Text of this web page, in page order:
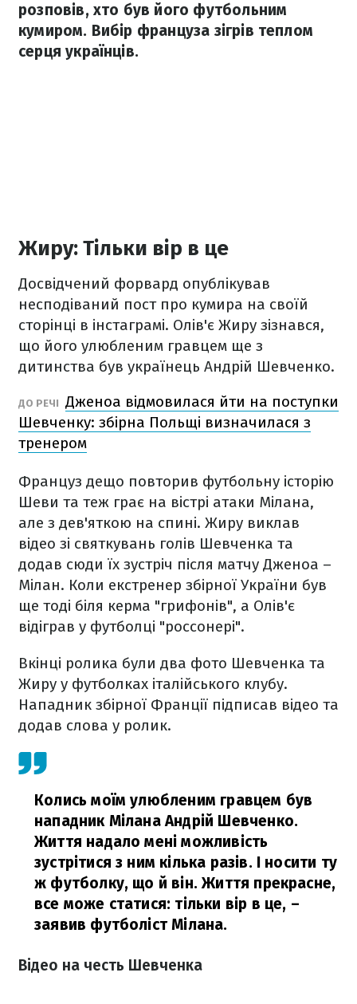
розповів, хто був його футбольним
кумиром. Вибір француза зігрів теплом
серця українців.
Жиру: Тільки вір в це
Досвідчений форвард опублікував
несподіваний пост про кумира на своїй
сторінці в інстаграмі. Олів'є Жиру зізнався,
що його улюбленим гравцем ще з
дитинства був українець Андрій Шевченко.
ДО РЕЧІ Дженоа відмовилася йти на поступки
Шевченку: збірна Польщі визначилася з
тренером
Француз дещо повторив футбольну історію
Шеви та теж грає на вістрі атаки Мілана,
але з дев'яткою на спині. Жиру виклав
відео зі святкувань голів Шевченка та
додав сюди їх зустріч після матчу Дженоа –
Мілан. Коли екстренер збірної України був
ще тоді біля керма "грифонів", а Олів'є
відіграв у футболці "россонері".
Вкінці ролика були два фото Шевченка та
Жиру у футболках італійського клубу.
Нападник збірної Франції підписав відео та
додав слова у ролик.
Колись моїм улюбленим гравцем був
нападник Мілана Андрій Шевченко.
Життя надало мені можливість
зустрітися з ним кілька разів. І носити ту
ж футболку, що й він. Життя прекрасне,
все може статися: тільки вір в це, –
заявив футболіст Мілана.
Відео на честь Шевченка